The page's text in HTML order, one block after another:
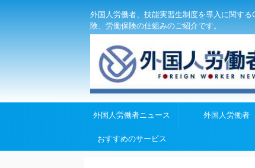
外国人労働者、技能実習生制度を導入に関する
険、労働保険の仕組みのご紹介です。
外国人労働者ニュース 外国人労働者
おすすめのサービス